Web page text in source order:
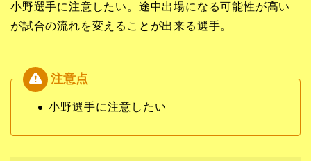
小野選手に注意したい。途中出場になる可能性が高い
が試合の流れを変えることが出来る選手。
小野選手に注意したい